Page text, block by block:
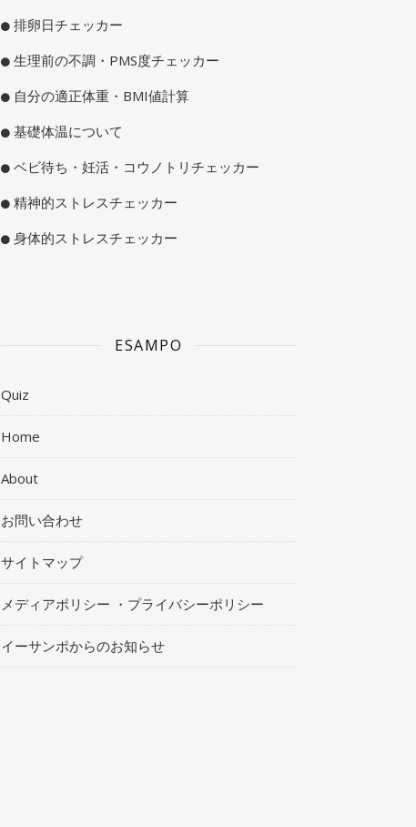
排卵日チェッカー
生理前の不調・PMS度チェッカー
自分の適正体重・BMI値計算
基礎体温について
ベビ待ち・妊活・コウノトリチェッカー
精神的ストレスチェッカー
身体的ストレスチェッカー
ESAMPO
Quiz
Home
About
お問い合わせ
サイトマップ
メディアポリシー ・プライバシーポリシー
イーサンポからのお知らせ